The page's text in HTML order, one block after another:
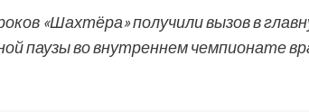
«Шахтёра» получили вызов в
паузы во внутреннем чемпионате